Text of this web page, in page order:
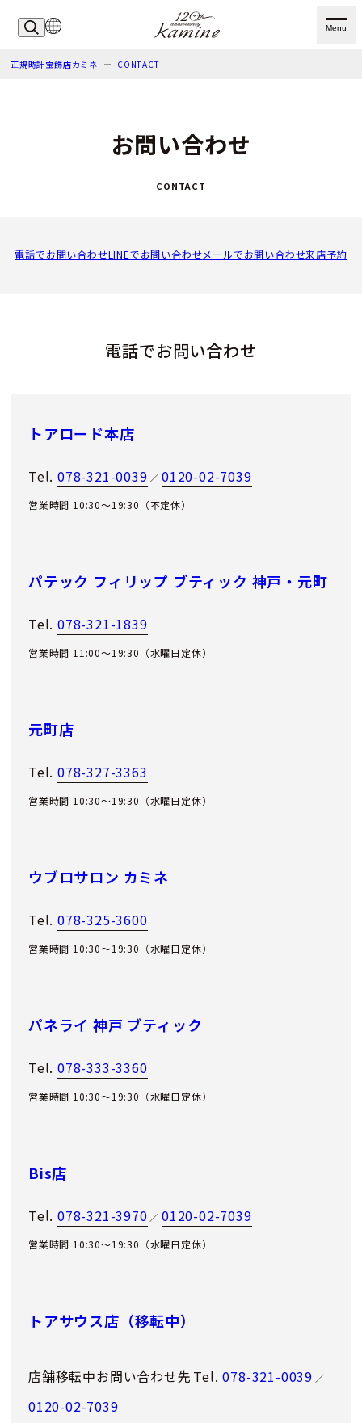
Menu
正規時計宝飾店カミネ CONTACT
お問い合わせ
CONTACT
電話でお問い合わせLINEでお問い合わせメールでお問い合わせ来店予約
電話でお問い合わせ
トアロード本店
Tel. 078-321-0039 ／0120-02-7039
営業時間 10:30～19:30（不定休）
パテック フィリップ ブティック 神戸・元町
Tel. 078-321-1839
営業時間 11:00〜19:30（水曜日定休）
元町店
Tel. 078-327-3363
営業時間 10:30～19:30（水曜日定休）
ウブロサロン カミネ
Tel. 078-325-3600
営業時間 10:30～19:30（水曜日定休）
パネライ 神戸 ブティック
Tel. 078-333-3360
営業時間 10:30～19:30（水曜日定休）
Bis店
Tel. 078-321-3970 ／0120-02-7039
営業時間 10:30～19:30（水曜日定休）
トアサウス店（移転中）
店舗移転中お問い合わせ先 Tel.078-321-0039 ／
0120-02-7039